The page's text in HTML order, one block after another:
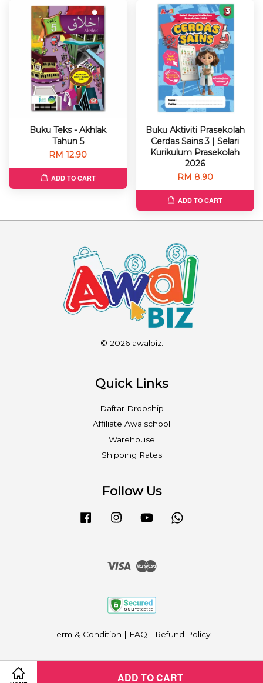
ADD TO CART
Buku Teks - Akhlak
Tahun 5
RM 12.90
ADD TO CART
Buku Aktiviti Prasekolah
Cerdas Sains 3 | Selari
Kurikulum Prasekolah
2026
RM 8.90
ADD TO CART
© 2026 awalbiz.
Quick Links
Daftar Dropship
Affiliate Awalschool
Warehouse
Shipping Rates
Follow Us
FacebookInstagramYouTube
Visa Master
Term & Condition | FAQ | Refund Policy